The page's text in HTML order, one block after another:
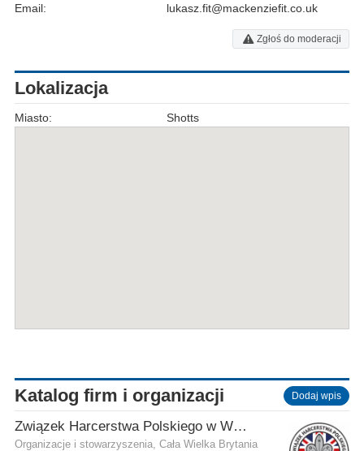
Email:
lukasz.fit@mackenziefit.co.uk
Zgłoś do moderacji
Lokalizacja
Miasto: Shotts
Katalog firm i organizacji Dodaj wpis
Związek Harcerstwa Polskiego w Wielkiej Brytanii
Organizacje i stowarzyszenia, Cała Wielka Brytania